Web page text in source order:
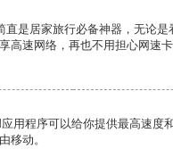
直是居家旅行必备神器，无论
高速网络，再也不用担心网速卡
用程序可以给你提供最高速度
移动。